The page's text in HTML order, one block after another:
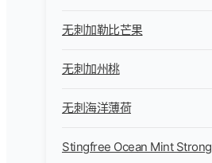
无刺加勒比芒果
无刺加州桃
无刺海洋薄荷
Stingfree Ocean Mint Strong